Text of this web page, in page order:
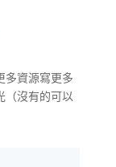
多資源寫更多
（沒有的可以